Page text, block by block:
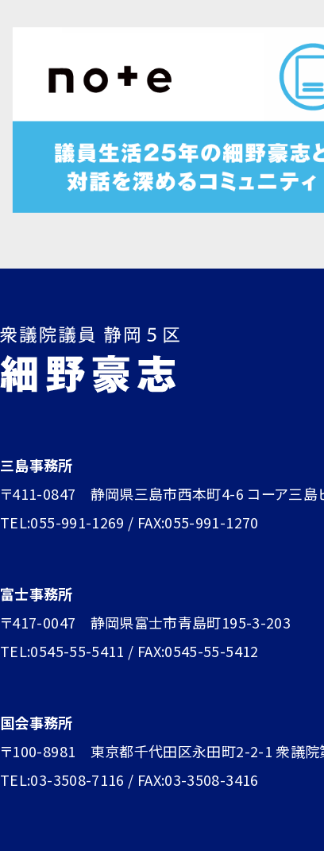
三島事務所
〒411-0847 静岡県三島市西本町4-6 コーア三島
TEL:055-991-1269 / FAX:055-991-1270
富士事務所
〒417-0047 静岡県富士市青島町195-3-203
TEL:0545-55-5411 / FAX:0545-55-5412
国会事務所
〒100-8981 東京都千代田区永田町2-2-1 衆議院
TEL:03-3508-7116 / FAX:03-3508-3416